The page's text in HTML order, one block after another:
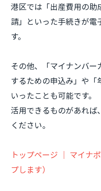
港区では「出産費用の助
請」といった手続きが電
す。
その他、「マイナンバ
するための申込み」や「
いったことも可能です。
活用できるものがあれば
ください。
トップページ ｜ マイナ
プします）